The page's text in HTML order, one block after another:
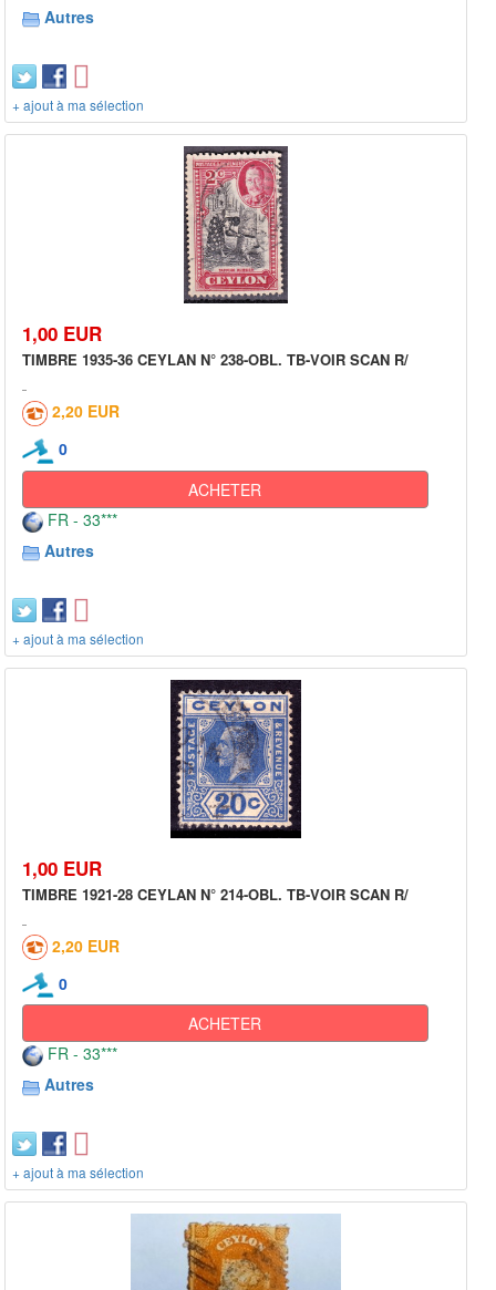
Autres
+ ajout à ma sélection
1,00 EUR
TIMBRE 1935-36 CEYLAN N° 238-OBL. TB-VOIR SCAN R/
2,20 EUR
0
ACHETER
FR - 33***
Autres
+ ajout à ma sélection
1,00 EUR
TIMBRE 1921-28 CEYLAN N° 214-OBL. TB-VOIR SCAN R/
2,20 EUR
0
ACHETER
FR - 33***
Autres
+ ajout à ma sélection